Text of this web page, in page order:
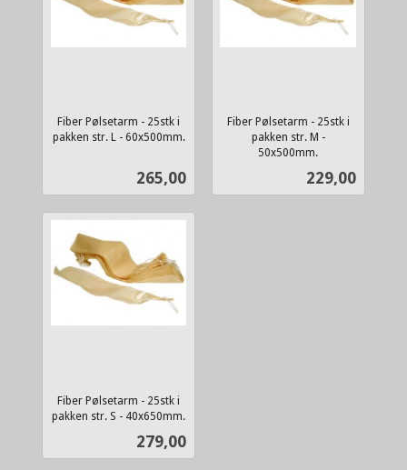
Fiber Pølsetarm - 25stk i
pakken str. L - 60x500mm.
Pris
265,00
Fiber Pølsetarm - 25stk i
pakken str. M -
50x500mm.
Pris
229,00
Fiber Pølsetarm - 25stk i
pakken str. S - 40x650mm.
Pris
279,00